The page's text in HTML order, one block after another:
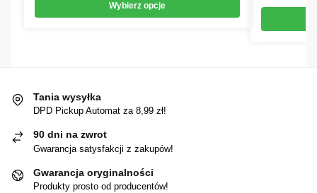
Wybierz opcje
Tania wysyłka
DPD Pickup Automat za 8,99 zł!
90 dni na zwrot
Gwarancja satysfakcji z zakupów!
Gwarancja oryginalności
Produkty prosto od producentów!